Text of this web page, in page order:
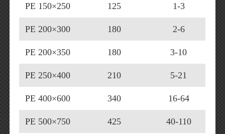
PE 150×250 125 1-3
PE 200×300 180 2-6
PE 200×350 180 3-10
PE 250×400 210 5-21
PE 400×600 340 16-64
PE 500×750 425 40-110